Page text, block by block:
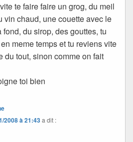
te faire faire un grog, du meil
vin chaud, une couette avec le
fond, du sirop, des gouttes, tu
meme temps et tu reviens vite
du tout, sinon comme on fait
toi bien
2008 à 21:43a dit :